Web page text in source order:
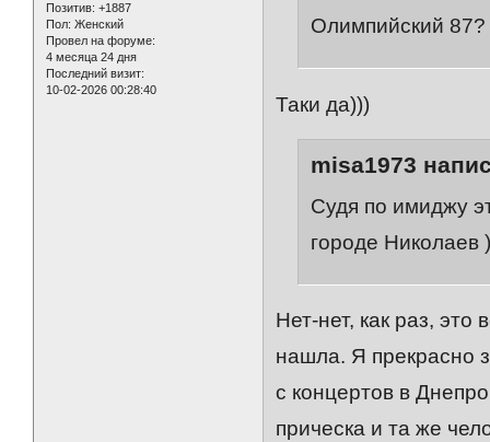
Позитив: +1887
Пол: Женский
Провел на форуме:
4 месяца 24 дня
Последний визит:
10-02-2026 00:28:40
Олимпийский 87?
Таки да)))
misa1973
Судя по имиджу
городе Николаев )
Нет-нет, как раз,
нашла. Я прекрасно
с концертов в
прическа и та же